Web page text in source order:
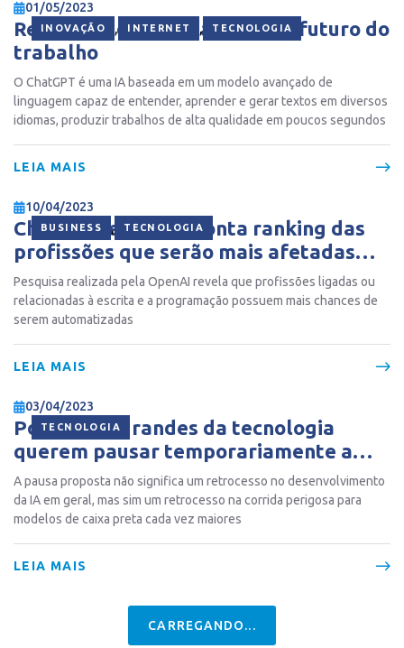
INOVAÇÃO , INTERNET , TECNOLOGIA
01/05/2023
Revolução da IA: ChatGPT e o futuro do
trabalho
O ChatGPT é uma IA baseada em um modelo avançado de
linguagem capaz de entender, aprender e gerar textos em diversos
idiomas, produzir trabalhos de alta qualidade em poucos segundos
LEIA MAIS
BUSINESS , TECNOLOGIA
10/04/2023
ChatGPT: estudo aponta ranking das
profissões que serão mais afetadas
pela IA
Pesquisa realizada pela OpenAI revela que profissões ligadas ou
relacionadas à escrita e a programação possuem mais chances de
serem automatizadas
LEIA MAIS
TECNOLOGIA
03/04/2023
Por que os grandes da tecnologia
querem pausar temporariamente a
Inteligência Artificial?
A pausa proposta não significa um retrocesso no desenvolvimento
da IA em geral, mas sim um retrocesso na corrida perigosa para
modelos de caixa preta cada vez maiores
LEIA MAIS
FIM!